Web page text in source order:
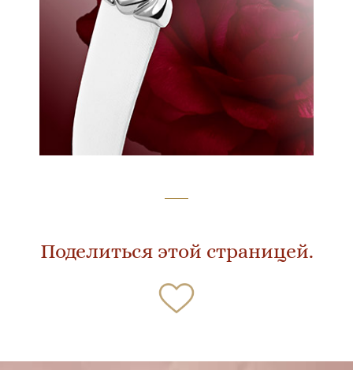
Поделиться этой страницей.